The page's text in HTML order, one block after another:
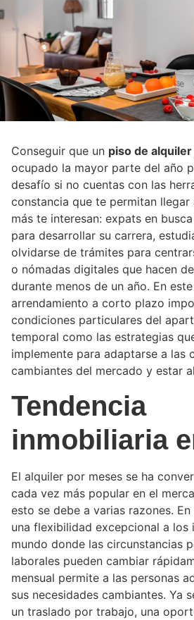
Conseguir que un piso de
ocupado la mayor parte del año
desafío si no cuentas con las
constancia que te permitan llegar
más te interesan: expats en
para desarrollar su carrera,
olvidarse de trámites para
o nómadas digitales que hacen
durante menos de un año. En
arrendamiento a corto plazo
condiciones particulares del
temporal como las estrategias
implemente para adaptarse a las
cambiantes del mercado y estar
Tendencia
inmobiliaria
El alquiler por meses se ha
cada vez más popular en el
esto se debe a varias razones.
una flexibilidad excepcional a los
mundo donde las circunstancias
laborales pueden cambiar
mensual permite a las personas
sus necesidades cambiantes. Ya
un traslado por trabajo, una